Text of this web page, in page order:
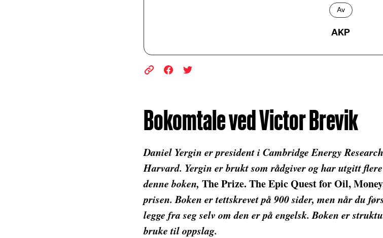
Av
AKP
Bokomtale ved Victor Brevik
Daniel Yergin er president i Cambridge Energy
Harvard. Yergin er brukt som rådgiver og har utgitt
denne boken, The Prize. The Epic Quest for Oil,
prisen. Boken er tettskrevet på 900 sider, men når du
legge fra seg selv om den er på engelsk. Boken er
bruke til oppslag.